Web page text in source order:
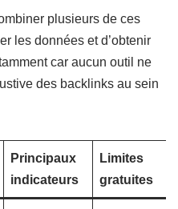
plusieurs de ces
les données et d’obtenir
car aucun outil ne
des backlinks au sein
Principaux
indicateurs
Limites
gratuites